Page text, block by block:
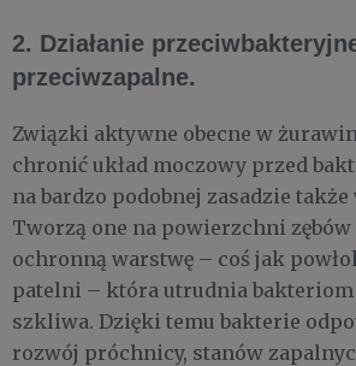
2. Działanie
przeciwzapalne.
Związki aktywne obecne w
chronić układ moczowy przed
na bardzo podobnej zasadzie
Tworzą one na powierzchni
ochronną warstwę – coś jak
patelni – która utrudnia
szkliwa. Dzięki temu bakterie
rozwój próchnicy, stanów